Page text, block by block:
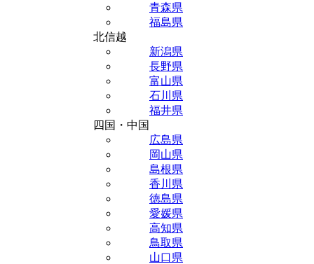
青森県
福島県
北信越
新潟県
長野県
富山県
石川県
福井県
四国・中国
広島県
岡山県
島根県
香川県
徳島県
愛媛県
高知県
鳥取県
山口県